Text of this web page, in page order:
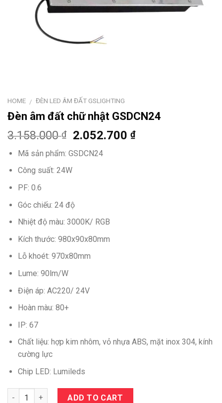
HOME / ĐÈN LED ÂM ĐẤT GSLIGHTING
Đèn âm đất chữ nhật GSDCN24
3.158.000₫ 2.052.700₫
Mã sản phẩm: GSDCN24
Công suất: 24W
PF: 0.6
Góc chiếu: 24 độ
Nhiệt độ màu: 3000K/ RGB
Kích thước: 980x90x80mm
Lỗ khoét: 970x80mm
Lume: 90lm/W
Điện áp: AC220/ 24V
Hoàn màu: 80+
IP: 67
Chất liệu: hợp kim nhôm, vỏ nhựa ABS, mặt inox 304, kính
cường lực
Chip LED: Lumileds
Quantity ADD TO CART